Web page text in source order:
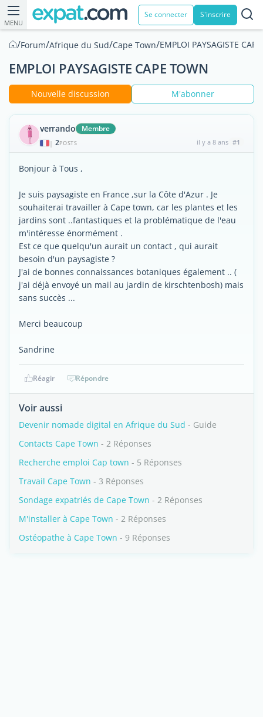
MENU
Se connecter S'inscrire
/Forum/Afrique du Sud/Cape Town/EMPLOI PAYSAGISTE
EMPLOI PAYSAGISTE CAPE TOWN
Nouvelle discussion M'abonner
verrando Membre
| 2POSTS il y a 8 ans #1
Bonjour à Tous ,
Je suis paysagiste en France ,sur la Côte d'Azur . Je
souhaiterai travailler à Cape town, car les plantes et les
jardins sont ..fantastiques et la problématique de l'eau
m'intéresse énormément .
Est ce que quelqu'un aurait un contact , qui aurait
besoin d'un paysagiste ?
J'ai de bonnes connaissances botaniques également .. (
j'ai déjà envoyé un mail au jardin de kirschtenbosh) mais
sans succès ...
Merci beaucoup
Sandrine
Réagir Répondre
Voir aussi
Devenir nomade digital en Afrique du Sud - Guide
Contacts Cape Town - 2 Réponses
Recherche emploi Cap town - 5 Réponses
Travail Cape Town - 3 Réponses
Sondage expatriés de Cape Town - 2 Réponses
M'installer à Cape Town - 2 Réponses
Ostéopathe à Cape Town - 9 Réponses